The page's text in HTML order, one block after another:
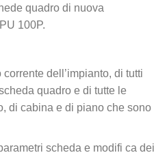
quadro di nuova
100P.
dell’impianto, di tutti
quadro e di tutte le
di cabina e di piano che sono
scheda e modifi ca dei